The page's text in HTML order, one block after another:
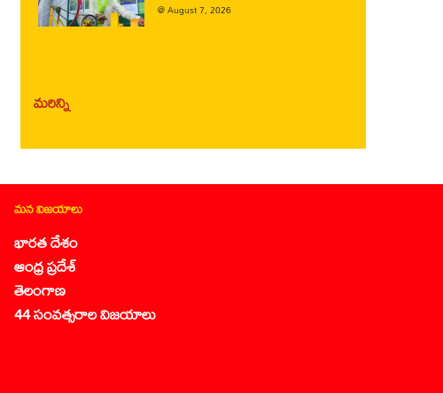
@August 7, 2026
మరిన్ని
మన విజయాలు
భారత దేశం
ఆంధ్ర ప్రదేశ్
తెలంగాణ
44 సంవత్సరాల విజయాలు